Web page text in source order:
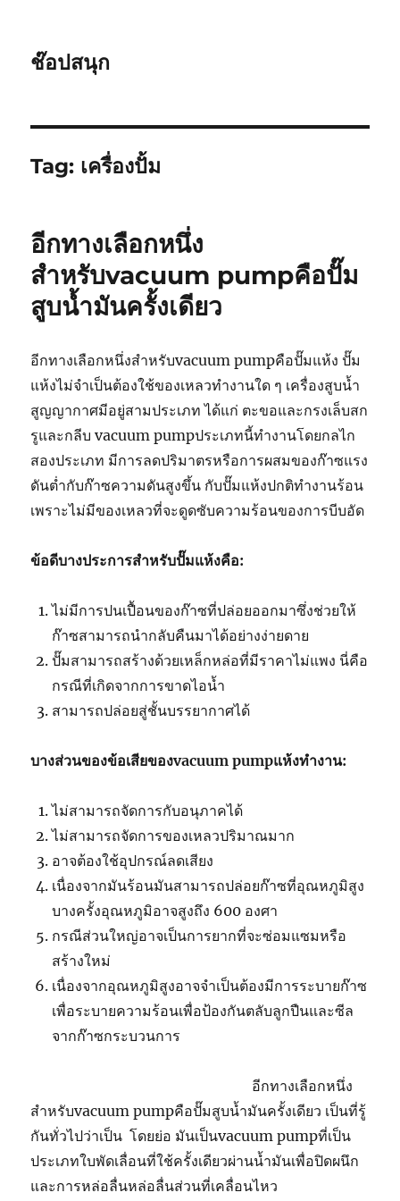
ช๊อปสนุก
Tag: เครื่องปั้ม
อีกทางเลือกหนึ่ง
สำหรับvacuum pumpคือปั๊ม
สูบน้ำมันครั้งเดียว
อีกทางเลือกหนึ่งสำหรับvacuum pumpคือปั๊มแห้ง ปั๊ม
แห้งไม่จำเป็นต้องใช้ของเหลวทำงานใด ๆ เครื่องสูบน้ำ
สูญญากาศมีอยู่สามประเภท ได้แก่ ตะขอและกรงเล็บสก
รูและกลีบvacuum pumpประเภทนี้ทำงานโดยกลไก
สองประเภท มีการลดปริมาตรหรือการผสมของก๊าซแรง
ดันต่ำกับก๊าซความดันสูงขึ้น กับปั๊มแห้งปกติทำงานร้อน
เพราะไม่มีของเหลวที่จะดูดซับความร้อนของการบีบอัด
ข้อดีบางประการสำหรับปั๊มแห้งคือ:
ไม่มีการปนเปื้อนของก๊าซที่ปล่อยออกมาซึ่งช่วยให้
ก๊าซสามารถนำกลับคืนมาได้อย่างง่ายดาย
ปั๊มสามารถสร้างด้วยเหล็กหล่อที่มีราคาไม่แพง นี่คือ
กรณีที่เกิดจากการขาดไอน้ำ
สามารถปล่อยสู่ชั้นบรรยากาศได้
บางส่วนของข้อเสียของvacuum pumpแห้งทำงาน:
ไม่สามารถจัดการกับอนุภาคได้
ไม่สามารถจัดการของเหลวปริมาณมาก
อาจต้องใช้อุปกรณ์ลดเสียง
เนื่องจากมันร้อนมันสามารถปล่อยก๊าซที่อุณหภูมิสูง
บางครั้งอุณหภูมิอาจสูงถึง 600 องศา
กรณีส่วนใหญ่อาจเป็นการยากที่จะซ่อมแซมหรือ
สร้างใหม่
เนื่องจากอุณหภูมิสูงอาจจำเป็นต้องมีการระบายก๊าซ
เพื่อระบายความร้อนเพื่อป้องกันตลับลูกปืนและซีล
จากก๊าซกระบวนการ
อีกทางเลือกหนึ่ง
สำหรับvacuum pumpคือปั๊มสูบน้ำมันครั้งเดียว เป็นที่รู้
กันทั่วไปว่าเป็น โดยย่อ มันเป็นvacuum pumpที่เป็น
ประเภทใบพัดเลื่อนที่ใช้ครั้งเดียวผ่านน้ำมันเพื่อปิดผนึก
และการหล่อลื่นหล่อลื่นส่วนที่เคลื่อนไหว